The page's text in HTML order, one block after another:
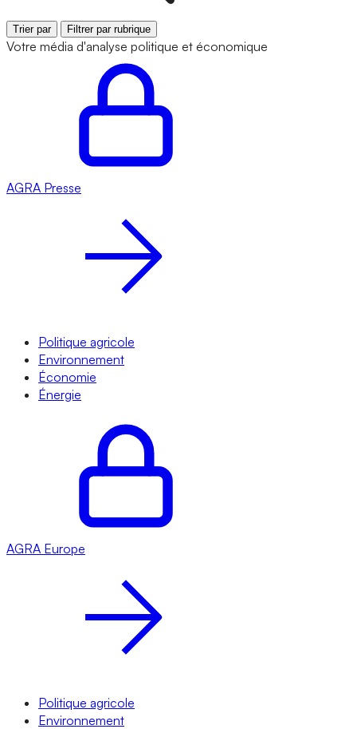
Trier par Filtrer par rubrique
Votre média d'analyse politique et économique
AGRA Presse
Politique agricole
Environnement
Économie
Énergie
AGRA Europe
Politique agricole
Environnement